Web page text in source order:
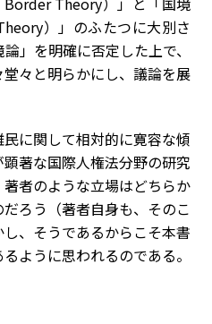
）」のふたつに大別さ
」を明確に否定した上で、
々と明らかにし、議論を展
に関して相対的に寛容な傾
著な国際人権法分野の研究
者のような立場はどちらか
ろう（著者自身も、そのこ
、そうであるからこそ本書
ように思われるのである。